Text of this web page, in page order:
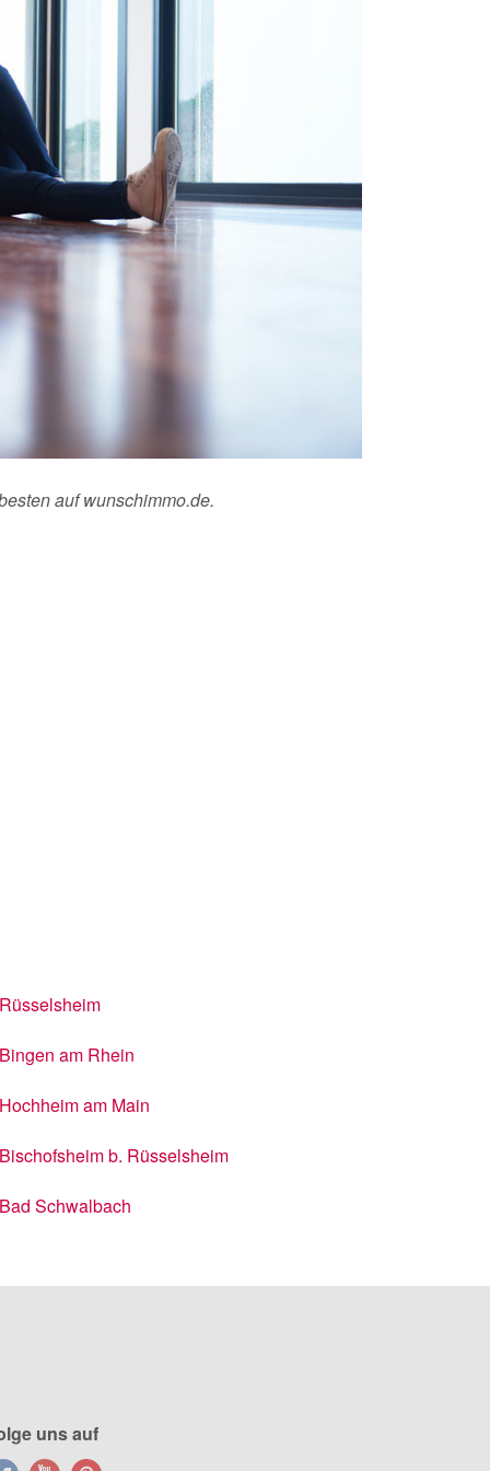
auf wunschimmo.de.
Rüsselsheim
Bingen am Rhein
Hochheim am Main
Bischofsheim b. Rüsselsheim
Bad Schwalbach
uns auf